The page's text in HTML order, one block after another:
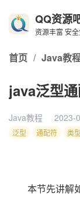
QQ资源
资源丰富 安
首页 / Java教
java泛型
Java教程 2023-
泛型 通配符 类
本节先讲解如